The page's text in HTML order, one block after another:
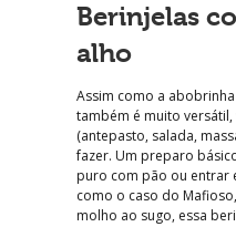
Berinjelas
alho
Assim como a
também é muito
(antepasto, salada,
fazer. Um preparo
puro com pão ou entrar
como o caso do
molho ao sugo, essa